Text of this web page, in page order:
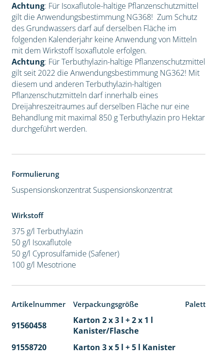
Achtung: Für Isoxaflutole-haltige Pflanzenschutzmittel
gilt die Anwendungsbestimmung NG368! Zum Schutz
des Grundwassers darf auf derselben Fläche im
folgenden Kalenderjahr keine Anwendung von Mitteln
mit dem Wirkstoff Isoxaflutole erfolgen.
Achtung: Für Terbuthylazin-haltige Pflanzenschutzmittel
gilt seit 2022 die Anwendungsbestimmung NG362! Mit
diesem und anderen Terbuthylazin-haltigen
Pflanzenschutzmitteln darf innerhalb eines
Dreijahreszeitraumes auf derselben Fläche nur eine
Behandlung mit maximal 850 g Terbuthylazin pro Hektar
durchgeführt werden.
Formulierung
Suspensionskonzentrat Suspensionskonzentrat
Wirkstoff
375 g/l Terbuthylazin
50 g/l Isoxaflutole
50 g/l Cyprosulfamide (Safener)
100 g/l Mesotrione
Artikelnummer Verpackungsgröße
91560458
Karton 2 x 3 l + 2 x 1 l
Kanister/Flasche
91558720 Karton 3 x 5 l + 5 l Kanister